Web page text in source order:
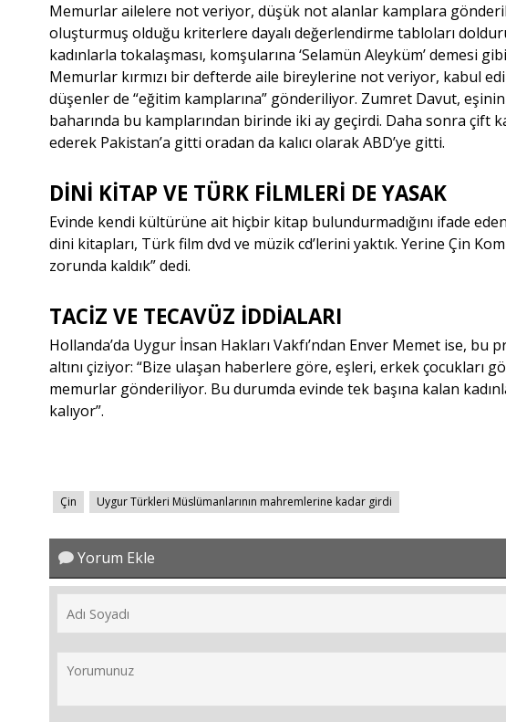
Memurlar ailelere not veriyor, düşük not alanlar kamplara
oluşturmuş olduğu kriterlere dayalı değerlendirme tabloları
kadınlarla tokalaşması, komşularına ‘Selamün Aleyküm’ demesi
Memurlar kırmızı bir defterde aile bireylerine not veriyor, kabul
düşenler de “eğitim kamplarına” gönderiliyor. Zumret Davut,
baharında bu kamplarından birinde iki ay geçirdi. Daha sonra çift
ederek Pakistan’a gitti oradan da kalıcı olarak ABD’ye gitti.
DİNİ KİTAP VE TÜRK FİLMLERİ DE YASAK
Evinde kendi kültürüne ait hiçbir kitap bulundurmadığını ifade eden
dini kitapları, Türk film dvd ve müzik cd’lerini yaktık. Yerine Çin
zorunda kaldık” dedi.
TACİZ VE TECAVÜZ İDDİALARI
Hollanda’da Uygur İnsan Hakları Vakfı’ndan Enver Memet ise,
altını çiziyor: “Bize ulaşan haberlere göre, eşleri, erkek çocukları
memurlar gönderiliyor. Bu durumda evinde tek başına kalan
kalıyor”.
Çin Uygur Türkleri Müslümanlarının mahremlerine kadar girdi
Yorum Ekle